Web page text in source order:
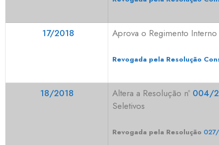
17/2018 Aprova o Regimento
Revogada pela Resolução
18/2018 Altera a Resolução nº 004/
Seletivos
Revogada pela Resolução